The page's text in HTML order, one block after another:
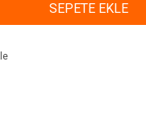
SEPETE EKLE